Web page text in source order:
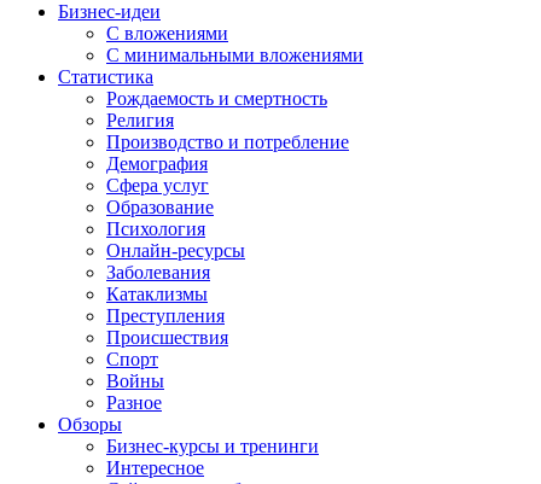
Бизнес-идеи
С вложениями
С минимальными вложениями
Статистика
Рождаемость и смертность
Религия
Производство и потребление
Демография
Сфера услуг
Образование
Психология
Онлайн-ресурсы
Заболевания
Катаклизмы
Преступления
Происшествия
Спорт
Войны
Разное
Обзоры
Бизнес-курсы и тренинги
Интересное